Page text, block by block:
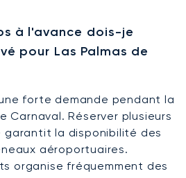
à l'avance dois-je
pour Las Palmas de
forte demande pendant la
Carnaval. Réserver plusieurs
garantit la disponibilité des
aéroportuaires.
organise fréquemment des